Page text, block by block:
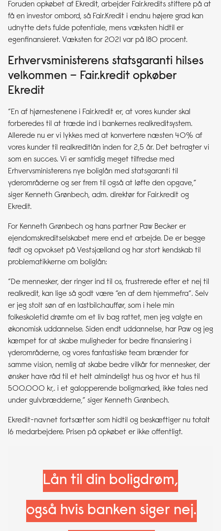
Foruden opkøbet af Ekredit, arbejder Fair.kredits stiftere på at
få en investor ombord, så Fair.Kredit i endnu højere grad kan
udnytte dets fulde potentiale, mens væksten hidtil er
egenfinansieret. Væksten for 2021 var på 180 procent.
Erhvervsministerens statsgaranti hilses
velkommen – Fair.kredit opkøber
Ekredit
“En af hjørnestenene i Fair.kredit er, at vores kunder skal
forberedes til at træde ind i bankernes realkreditsystem.
Allerede nu er vi lykkes med at konvertere næsten 40% af
vores kunder til realkreditlån inden for 2,5 år. Det betragter vi
som en succes. Vi er samtidig meget tilfredse med
Erhvervsministerens nye boliglån med statsgaranti til
yderområderne og ser frem til også at løfte den opgave,”
siger Kenneth Grønbech, adm. direktør for Fair.kredit og
Ekredit.
For Kenneth Grønbech og hans partner Paw Becker er
ejendomskreditselskabet mere end et arbejde. De er begge
født og opvokset på Vestsjælland og har stort kendskab til
problematikkerne om boliglån:
“De mennesker, der ringer ind til os, frustrerede efter et nej til
realkredit, kan lige så godt være “en af dem hjemmefra”. Selv
er jeg stolt søn af en lastbilchauffør, som i hele min
folkeskoletid drømte om et liv bag rattet, men jeg valgte en
økonomisk uddannelse. Siden endt uddannelse, har Paw og jeg
kæmpet for at skabe muligheder for bedre finansiering i
yderområderne, og vores fantastiske team brænder for
samme vision, nemlig at skabe bedre vilkår for mennesker, der
ønsker have råd til et helt almindeligt hus og hvor et hus til
500.000 kr,. i et galopperende boligmarked, ikke tales ned
under gulvbrædderne,” siger Kenneth Grønbech.
Ekredit-navnet fortsætter som hidtil og beskæftiger nu totalt
16 medarbejdere. Prisen på opkøbet er ikke offentligt.
Lån til din boligdrøm,
også hvis banken siger nej.